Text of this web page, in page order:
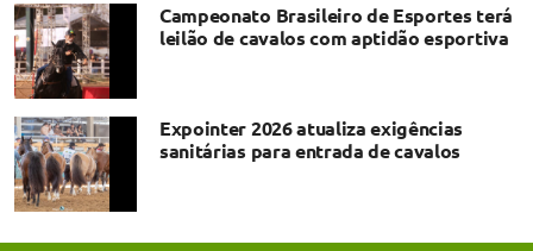
Campeonato Brasileiro de Esportes terá
leilão de cavalos com aptidão esportiva
Expointer 2026 atualiza exigências
sanitárias para entrada de cavalos